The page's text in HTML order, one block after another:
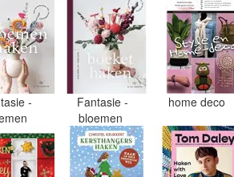
-
Fantasie -
bloemen
home deco